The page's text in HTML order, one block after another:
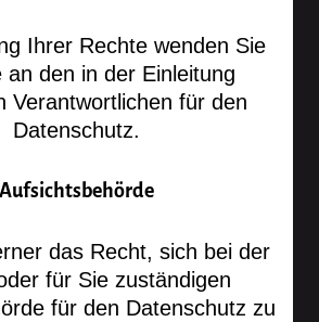
Ihrer Rechte wenden Sie
an den in der Einleitung
Verantwortlichen für den
Datenschutz.
Aufsichtsbehörde
das Recht, sich bei der
für Sie zuständigen
für den Datenschutz zu